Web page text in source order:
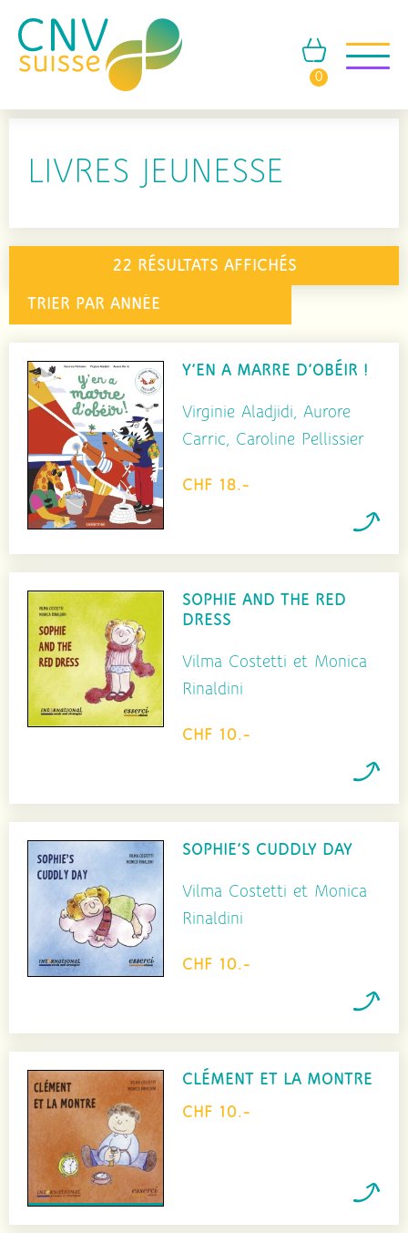
0
LIVRES JEUNESSE
22 RÉSULTATS AFFICHÉS
Y’EN A MARRE D’OBÉIR !
Virginie Aladjidi, Aurore
Carric, Caroline Pellissier
CHF 18.-
SOPHIE AND THE RED
DRESS
Vilma Costetti et Monica
Rinaldini
CHF 10.-
SOPHIE’S CUDDLY DAY
Vilma Costetti et Monica
Rinaldini
CHF 10.-
CLÉMENT ET LA MONTRE
CHF 10.-